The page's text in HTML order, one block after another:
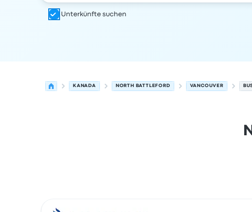
Unterkünfte suchen
KANADA NORTH BATTLEFORD VANCOUVER